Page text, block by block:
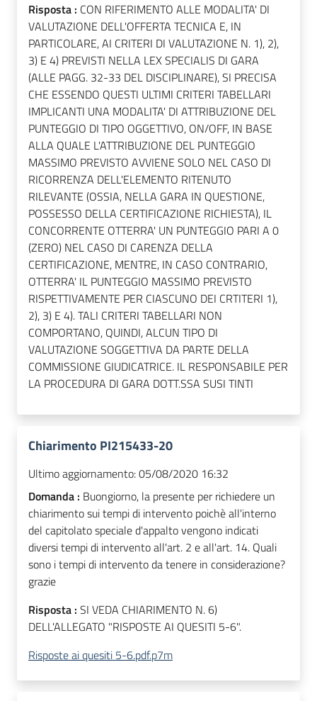
Risposta : CON RIFERIMENTO ALLE MODALITA' DI
VALUTAZIONE DELL'OFFERTA TECNICA E, IN
PARTICOLARE, AI CRITERI DI VALUTAZIONE N. 1), 2),
3) E 4) PREVISTI NELLA LEX SPECIALIS DI GARA
(ALLE PAGG. 32-33 DEL DISCIPLINARE), SI PRECISA
CHE ESSENDO QUESTI ULTIMI CRITERI TABELLARI
IMPLICANTI UNA MODALITA' DI ATTRIBUZIONE DEL
PUNTEGGIO DI TIPO OGGETTIVO, ON/OFF, IN BASE
ALLA QUALE L'ATTRIBUZIONE DEL PUNTEGGIO
MASSIMO PREVISTO AVVIENE SOLO NEL CASO DI
RICORRENZA DELL'ELEMENTO RITENUTO
RILEVANTE (OSSIA, NELLA GARA IN QUESTIONE,
POSSESSO DELLA CERTIFICAZIONE RICHIESTA), IL
CONCORRENTE OTTERRA' UN PUNTEGGIO PARI A 0
(ZERO) NEL CASO DI CARENZA DELLA
CERTIFICAZIONE, MENTRE, IN CASO CONTRARIO,
OTTERRA' IL PUNTEGGIO MASSIMO PREVISTO
RISPETTIVAMENTE PER CIASCUNO DEI CRTITERI 1),
2), 3) E 4). TALI CRITERI TABELLARI NON
COMPORTANO, QUINDI, ALCUN TIPO DI
VALUTAZIONE SOGGETTIVA DA PARTE DELLA
COMMISSIONE GIUDICATRICE. IL RESPONSABILE PER
LA PROCEDURA DI GARA DOTT.SSA SUSI TINTI
Chiarimento PI215433-20
Ultimo aggiornamento:05/08/2020 16:32
Domanda : Buongiorno, la presente per richiedere un
chiarimento sui tempi di intervento poichè all'interno
del capitolato speciale d'appalto vengono indicati
diversi tempi di intervento all'art. 2 e all'art. 14. Quali
sono i tempi di intervento da tenere in considerazione?
grazie
Risposta : SI VEDA CHIARIMENTO N. 6)
DELL'ALLEGATO "RISPOSTE AI QUESITI 5-6".
Risposte ai quesiti 5-6.pdf.p7m